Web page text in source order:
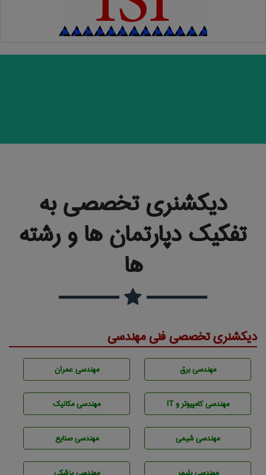
دیکشنری تخصصی به
تفکیک دپارتمان ها و رشته
ها
دیکشنری تخصصی فنی مهندسی
مهندسی برق مهندسی عمران
مهندسی كامپيوتر و IT مهندسی مکانیک
مهندسي شيمی مهندسی صنايع